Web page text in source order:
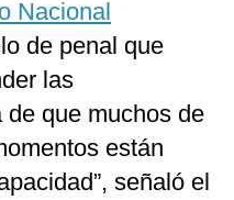
Nacional
de penal que
las
que muchos de
están
señaló el